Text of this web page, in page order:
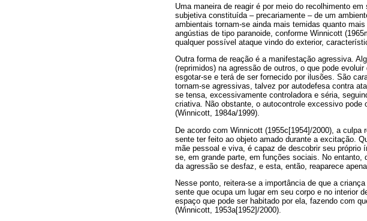
Uma maneira de reagir é por meio do recolhimento
subjetiva constituída – precariamente – de um
ambientais tornam-se ainda mais temidas quanto
angústias de tipo paranoide, conforme Winnicott
qualquer possível ataque vindo do exterior,
Outra forma de reação é a manifestação agressiva.
(reprimidos) na agressão de outros, o que pode
esgotar-se e terá de ser fornecido por ilusões. São
tornam-se agressivas, talvez por autodefesa contra
se tensa, excessivamente controladora e séria,
criativa. Não obstante, o autocontrole excessivo
(Winnicott, 1984a/1999).
De acordo com Winnicott (1955c[1954]/2000), a
sente ter feito ao objeto amado durante a excitação.
mãe pessoal e viva, é capaz de descobrir seu próprio
se, em grande parte, em funções sociais. No entanto,
da agressão se desfaz, e esta, então, reaparece
Nesse ponto, reitera-se a importância de que a
sente que ocupa um lugar em seu corpo e no interior
espaço que pode ser habitado por ela, fazendo com
(Winnicott, 1953a[1952]/2000).